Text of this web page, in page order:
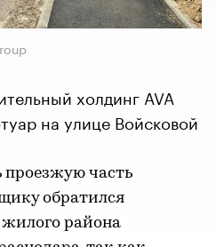
холдинг AVA
на улице Войсковой
проезжую часть
обратился
района